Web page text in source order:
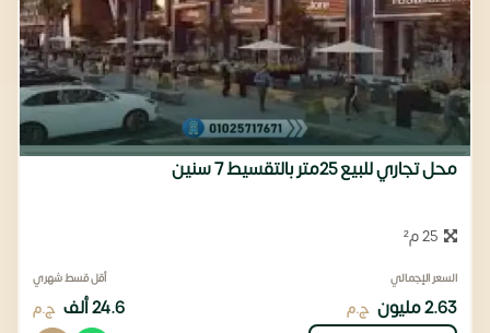
محل تجاري للبيع 25متر بالتقسيط 7 سنين
السعر الإجمالي
2.63 مليون ج.م
أقل قسط شهري
24.6 ألف ج.م